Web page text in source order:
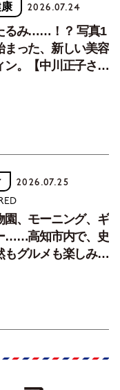
2026.07.24
るみ……！？ 写真1
まった、新しい美容
ン。【中川正子さん
2026.07.25
園、モーニング、ギ
……高知市内で、史
もグルメも楽しみ尽